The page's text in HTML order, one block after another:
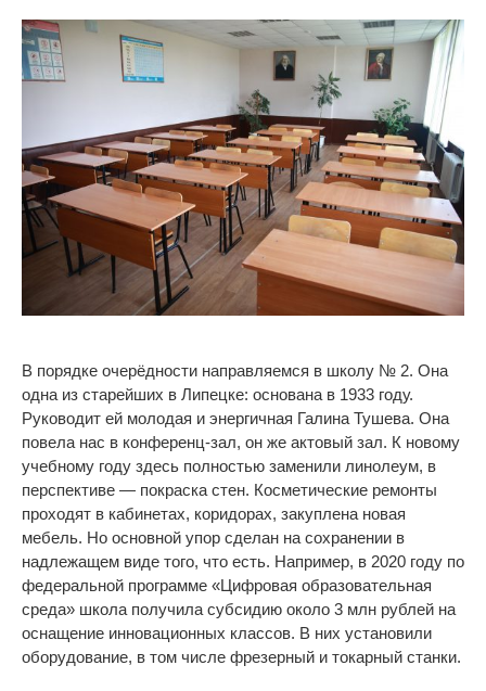
В порядке очерёдности направляемся в школу № 2. Она
одна из старейших в Липецке: основана в 1933 году.
Руководит ей молодая и энергичная Галина Тушева. Она
повела нас в конференц-зал, он же актовый зал. К новому
учебному году здесь полностью заменили линолеум, в
перспективе — покраска стен. Косметические ремонты
проходят в кабинетах, коридорах, закуплена новая
мебель. Но основной упор сделан на сохранении в
надлежащем виде того, что есть. Например, в 2020 году по
федеральной программе «Цифровая образовательная
среда» школа получила субсидию около 3 млн рублей на
оснащение инновационных классов. В них установили
оборудование, в том числе фрезерный и токарный станки.